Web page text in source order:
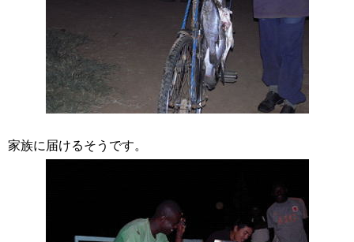
家族に届けるそうです。